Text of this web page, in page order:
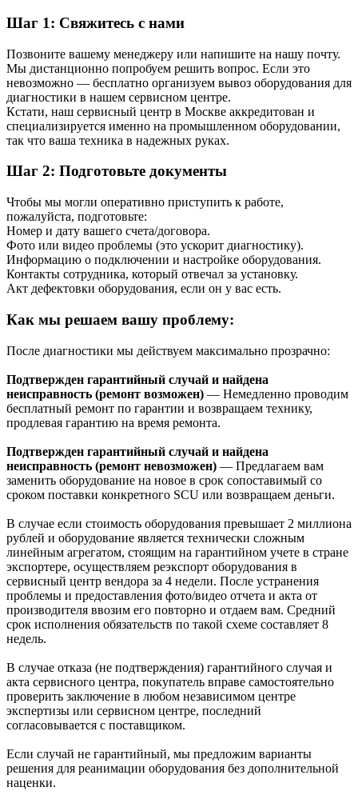
Шаг 1: Свяжитесь с нами
Позвоните вашему менеджеру или напишите на нашу почту.
Мы дистанционно попробуем решить вопрос. Если это
невозможно — бесплатно организуем вывоз оборудования для
диагностики в нашем сервисном центре.
Кстати, наш сервисный центр в Москве аккредитован и
специализируется именно на промышленном оборудовании,
так что ваша техника в надежных руках.
Шаг 2: Подготовьте документы
Чтобы мы могли оперативно приступить к работе,
пожалуйста, подготовьте:
Номер и дату вашего счета/договора.
Фото или видео проблемы (это ускорит диагностику).
Информацию о подключении и настройке оборудования.
Контакты сотрудника, который отвечал за установку.
Акт дефектовки оборудования, если он у вас есть.
Как мы решаем вашу проблему:
После диагностики мы действуем максимально прозрачно:
Подтвержден гарантийный случай и найдена
неисправность (ремонт возможен) — Немедленно проводим
бесплатный ремонт по гарантии и возвращаем технику,
продлевая гарантию на время ремонта.
Подтвержден гарантийный случай и найдена
неисправность (ремонт невозможен) — Предлагаем вам
заменить оборудование на новое в срок сопоставимый со
сроком поставки конкретного SCU или возвращаем деньги.
В случае если стоимость оборудования превышает 2 миллиона
рублей и оборудование является технически сложным
линейным агрегатом, стоящим на гарантийном учете в стране
экспортере, осуществляем реэкспорт оборудования в
сервисный центр вендора за 4 недели. После устранения
проблемы и предоставления фото/видео отчета и акта от
производителя ввозим его повторно и отдаем вам. Средний
срок исполнения обязательств по такой схеме составляет 8
недель.
В случае отказа (не подтверждения) гарантийного случая и
акта сервисного центра, покупатель вправе самостоятельно
проверить заключение в любом независимом центре
экспертизы или сервисном центре, последний
согласовывается с поставщиком.
Если случай не гарантийный, мы предложим варианты
решения для реанимации оборудования без дополнительной
наценки.